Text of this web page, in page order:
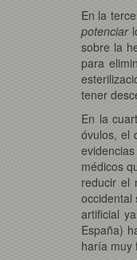
En la
potenciar
sobre la
para
tener
En la
óvulos, el
médicos
reducir el
occidental
artificial
España)
haría muy